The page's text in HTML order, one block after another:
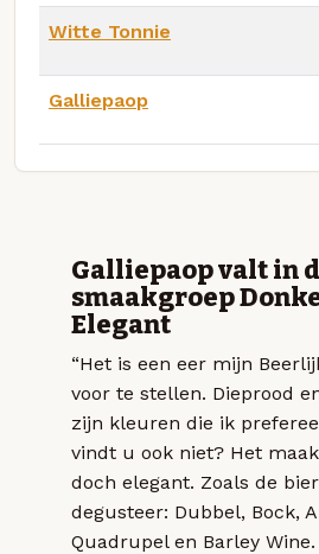
Witte Tonnie
Galliepaop
Galliepaop valt in
smaakgroep
Elegant
“Het is een eer mijn
voor te stellen. Dieprood
zijn kleuren die ik
vindt u ook niet? Het
doch elegant. Zoals de
degusteer: Dubbel, Bock,
Quadrupel en Barley